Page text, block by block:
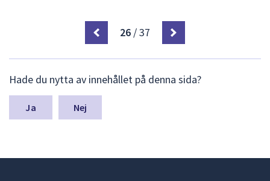
26 / 37
ä
m
a
n
Hade du nytta av innehållet på denna sida?
Nej